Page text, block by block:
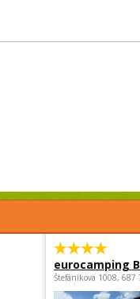
eurocamping
Štefánikova 1008, 687